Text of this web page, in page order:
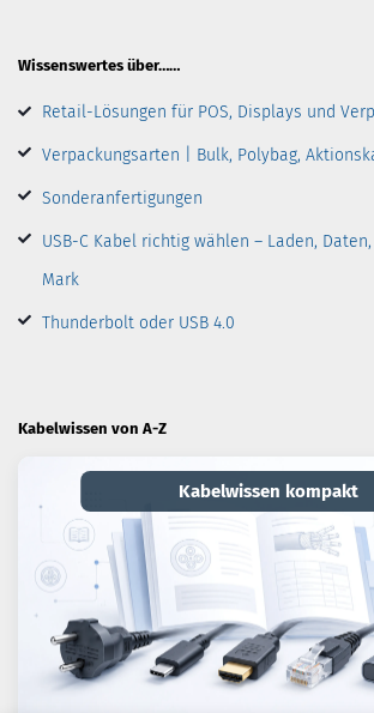
Wissenswertes über……
Retail-Lösungen für POS, Displays und
Verpackungsarten | Bulk, Polybag,
Sonderanfertigungen
USB-C Kabel richtig wählen – Laden,
Mark
Thunderbolt oder USB 4.0
Kabelwissen von A-Z
Kabelwissen kompakt